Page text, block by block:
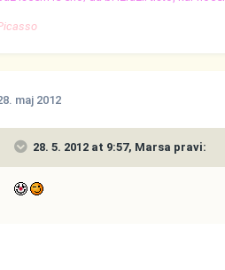
maj 2012
28. 5. 2012 at 9:57, Marsa pravi: